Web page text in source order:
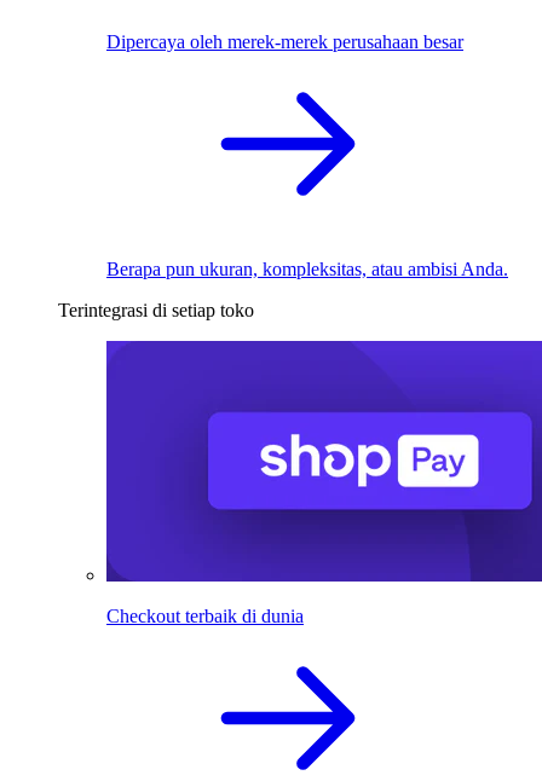
Dipercaya oleh merek-merek perusahaan besar
Berapa pun ukuran, kompleksitas, atau ambisi Anda.
Terintegrasi di setiap toko
Checkout terbaik di dunia